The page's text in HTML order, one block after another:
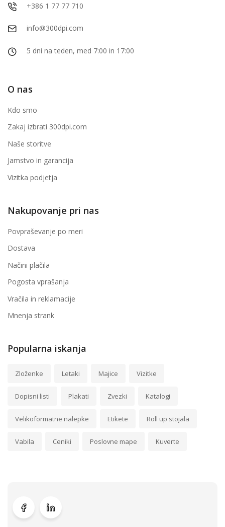
+386 1 77 77 710
info@300dpi.com
5 dni na teden, med 7:00 in 17:00
O nas
Kdo smo
Zakaj izbrati 300dpi.com
Naše storitve
Jamstvo in garancija
Vizitka podjetja
Nakupovanje pri nas
Povpraševanje po meri
Dostava
Načini plačila
Pogosta vprašanja
Vračila in reklamacije
Mnenja strank
Popularna iskanja
Zloženke Letaki Majice Vizitke
Dopisni listi Plakati Zvezki Katalogi
Velikoformatne nalepke Etikete Roll up stojala
Vabila Ceniki Poslovne mape Kuverte